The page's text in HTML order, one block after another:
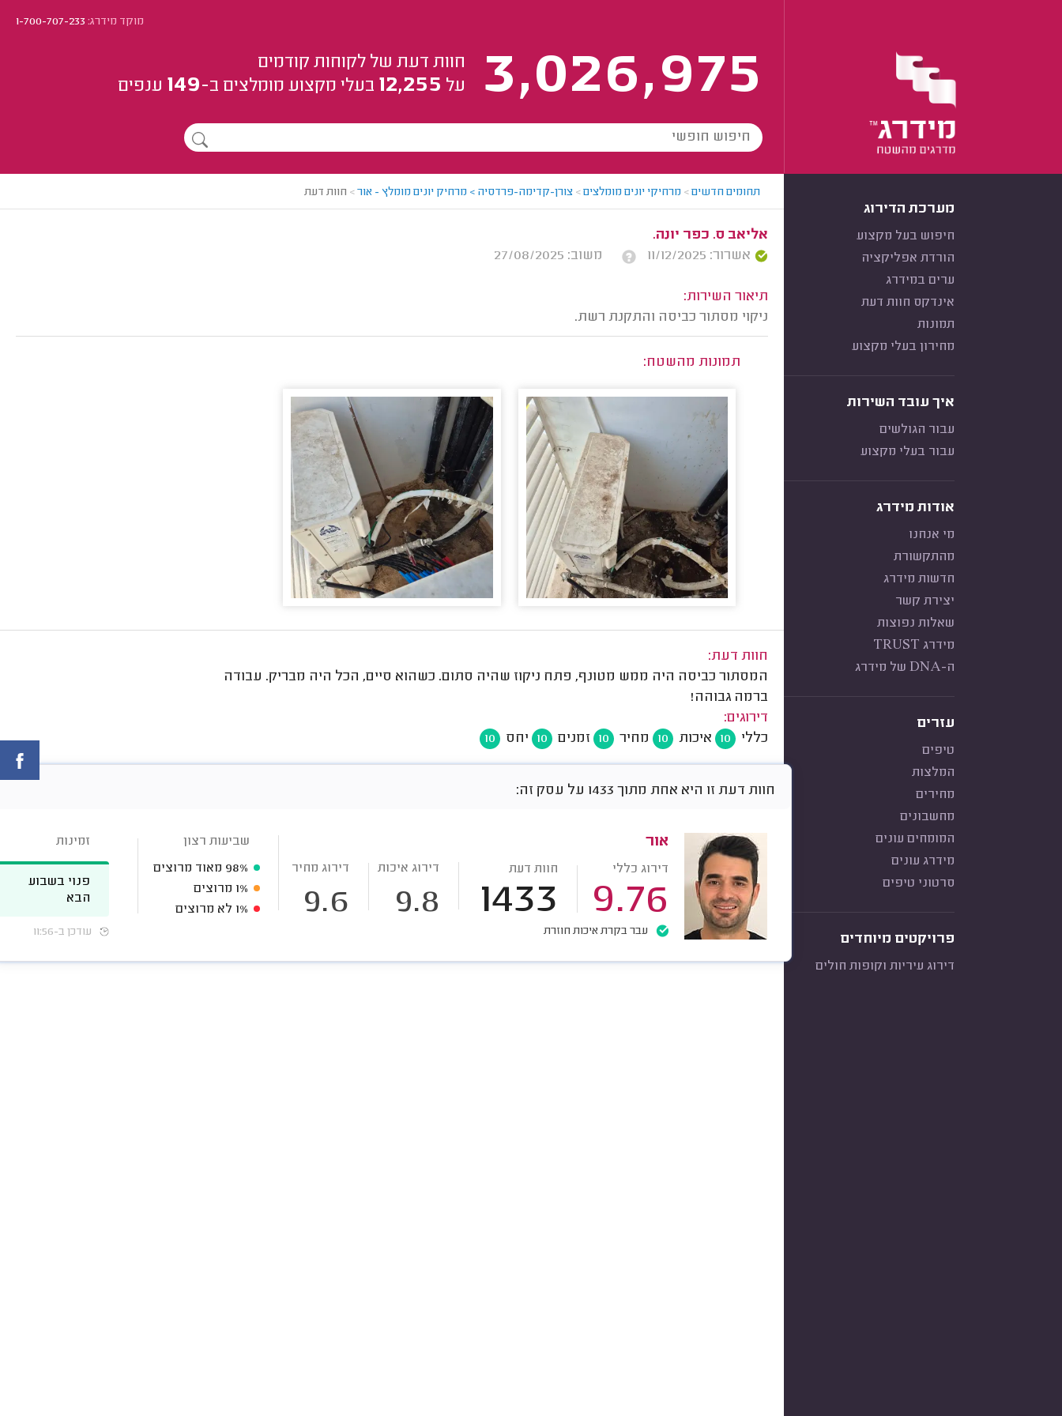
מוקד מידרג:1-700-707-233
3,026,975
חוות דעת של לקוחות קודמים
על 12,255 בעלי מקצוע מומלצים ב-149 ענפים
מערכת הדירוג
חיפוש בעל מקצוע
הורדת אפליקציה
ערים במידרג
אינדקס חוות דעת
תמונות
מחירון בעלי מקצוע
איך עובד השירות
עבור הגולשים
עבור בעלי מקצוע
אודות מידרג
מי אנחנו
מהתקשורת
חדשות מידרג
יצירת קשר
שאלות נפוצות
מידרג TRUST
ה-DNA של מידרג
עזרים
טיפים
המלצות
מחירים
מחשבונים
המומחים עונים
מידרג עונים
סרטוני טיפים
פרויקטים מיוחדים
דירוג עיריות וקופות חולים
תחומים חדשים> מרחיקי יונים מומלצים> צורן-קדימה-פרדסיה > מרחיק יונים מומלץ - אור> חוות דעת
אליאב ס. כפר יונה.
אשרור: 11/12/2025
משוב: 27/08/2025
תיאור השירות:
ניקוי מסתור כביסה והתקנת רשת.
תמונות מהשטח:
חוות דעת:
המסתור כביסה היה ממש מטונף, פתח ניקוז שהיה סתום. כשהוא סיים, הכל היה מבריק. עבודה
ברמה גבוהה!
דירוגים:
כללי
10 איכות 10 מחיר 10 זמנים 10 יחס 10
חוות דעת זו היא אחת מתוך 1433 על עסק זה:
אור
דירוג כללי
9.76
חוות דעת
1433
דירוג איכות
9.8
דירוג מחיר
9.6
עבר בקרת איכות חוזרת
שביעות רצון
98% מאוד מרוצים
1% מרוצים
1% לא מרוצים
זמינות
פנוי בשבוע
הבא
עודכן ב-11:56